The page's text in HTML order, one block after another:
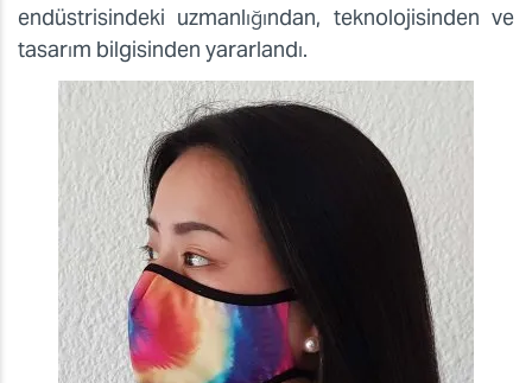
endüstrisindeki uzmanlığından, teknolojisinden ve
tasarım bilgisinden yararlandı.